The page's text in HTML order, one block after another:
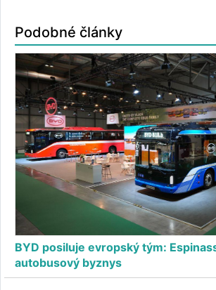
Podobné články
BYD posiluje evropský tým:
autobusový byznys